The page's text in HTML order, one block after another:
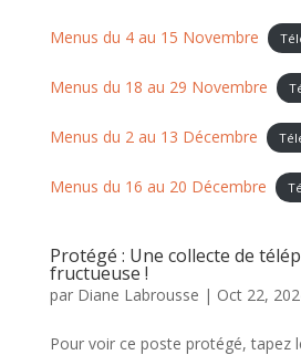
Menus du 4 au 15 Novembre
Menus du 18 au 29 Novembre
Menus du 2 au 13 Décembre
Menus du 16 au 20 Décembre
Protégé : Une collecte de
fructueuse !
par Diane Labrousse | Oct 22,
Pour voir ce poste protégé, tapez